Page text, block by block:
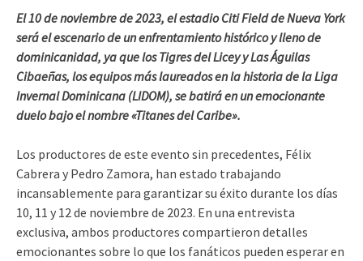
El 10 de noviembre de 2023, el estadio Citi Field de Nueva York
será el escenario de un enfrentamiento histórico y lleno de
dominicanidad, ya que los Tigres del Licey y Las Águilas
Cibaeñas, los equipos más laureados en la historia de la Liga
Invernal Dominicana (LIDOM), se batirá en un emocionante
duelo bajo el nombre «Titanes del Caribe».
Los productores de este evento sin precedentes, Félix
Cabrera y Pedro Zamora, han estado trabajando
incansablemente para garantizar su éxito durante los días
10, 11 y 12 de noviembre de 2023. En una entrevista
exclusiva, ambos productores compartieron detalles
emocionantes sobre lo que los fanáticos pueden esperar en